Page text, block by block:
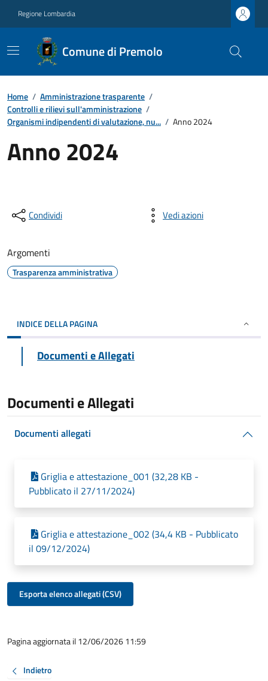
Regione Lombardia
Comune di Premolo
Home / Amministrazione trasparente /
Controlli e rilievi sull'amministrazione /
Organismi indipendenti di valutazione, nu... / Anno 2024
Anno 2024
Condividi Vedi azioni
Argomenti
Trasparenza amministrativa
INDICE DELLA PAGINA
Documenti e Allegati
Documenti e Allegati
Documenti allegati
Griglia e attestazione_001 (32,28 KB -
Pubblicato il 27/11/2024)
Griglia e attestazione_002 (34,4 KB - Pubblicato
il 09/12/2024)
Esporta elenco allegati (CSV)
Pagina aggiornata il 12/06/2026 11:59
Indietro